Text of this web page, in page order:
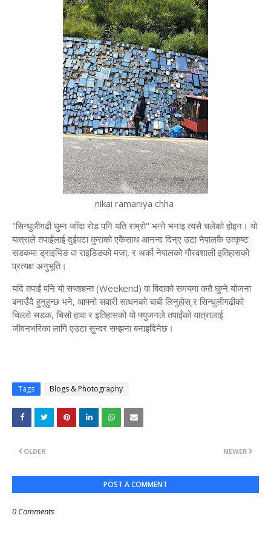
nikai ramaniya chha
​"सिन्धुलीगढी घुम्न जाँदा रोड पनि यति राम्रो" भन्ने भनाइ त्यसै चलेको होइन। यो
यात्राले तपाईंलाई दुईवटा कुराको एकैसाथ आनन्द दिन्ए उटा नेपालकै उत्कृष्ट
सडकमा ड्राइभिङ वा राइडिङको मजा, र अर्को नेपालको गौरवशाली इतिहासको
प्रत्यक्ष अनुभूति।
​यदि तपाईं पनि यो सप्ताहन्त (Weekend) वा बिदाको समयमा कतै घुम्ने योजना
बनाउँदै हुनुहुन्छ भने, आफ्नो सवारी साधनको चाबी लिनुहोस् र सिन्धुलीगढीको
चिल्लो सडक, चिसो हावा र इतिहासको यो फ्युजनले तपाईंको यात्रालाई
जीवनभरिका लागि एउटा सुन्दर सम्झना बनाइदिनेछ।
Tags Blogs & Photography
NEWER
OLDER
POST A COMMENT
0 Comments